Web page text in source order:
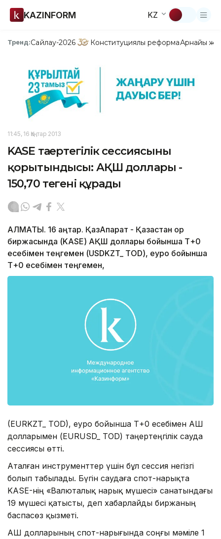
KAZINFORM KZ
Тренд:Сайлау-2026 Конституциялық реформаАрнайы
11:45, 16 Қаңтар 2013
KASE таңертеңгілік сессиясының
қорытындысы: АҚШ доллары -
150,70 теңгені құрады
АЛМАТЫ. 16 қаңтар. ҚазАқпарат - Қазақстан қор
биржасында (KASE) АҚШ доллары бойынша Т+0
есебімен теңгемен (USDKZT_ TOD), еуро бойынша
Т+0 есебімен теңгемен,
(EURKZT_ TOD), еуро бойынша Т+0 есебімен АҚШ
долларымен (EURUSD_ TOD) таңертеңгілік сауда
сессиясы өтті.
Аталған инструменттер үшін бұл сессия негізгі
болып табылады. Бүгін саудаға спот-нарықта
KASE-нің «Валюталық нарық мүшесі» санатындағы
19 мүшесі қатысты, деп хабарлайды биржаның
баспасөз қызметі.
АҚШ долларының спот-нарығында соңғы мәміле 1